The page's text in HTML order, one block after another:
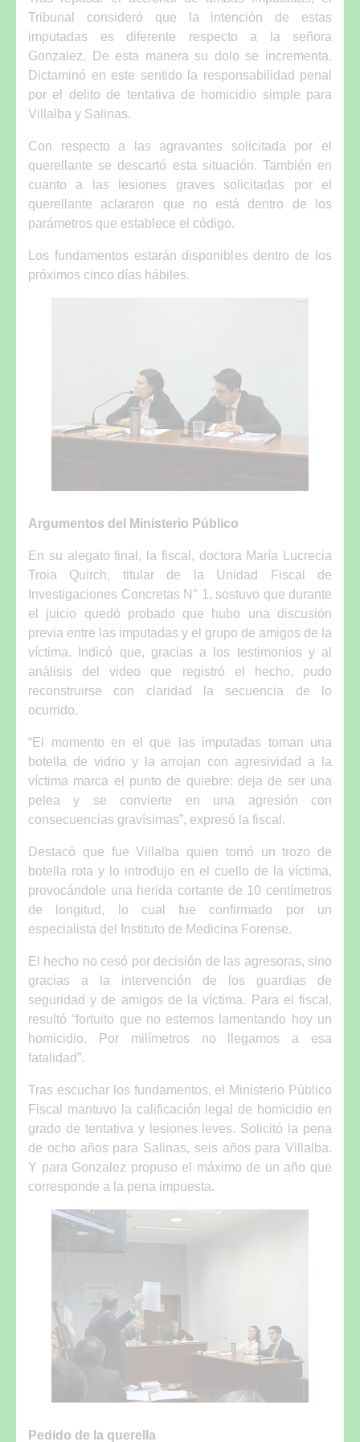
Tribunal consideró que la intención de estas
imputadas es diferente respecto a la señora
Gonzalez. De esta manera su dolo se incrementa.
Dictaminó en este sentido la responsabilidad penal
por el delito de tentativa de homicidio simple para
Villalba y Salinas.
Con respecto a las agravantes solicitada por el
querellante se descartó esta situación. También en
cuanto a las lesiones graves solicitadas por el
querellante aclararon que no está dentro de los
parámetros que establece el código.
Los fundamentos estarán disponibles dentro de los
próximos cinco días hábiles.
Argumentos del Ministerio Público
En su alegato final, la fiscal, doctora María Lucrecia
Troia Quirch, titular de la Unidad Fiscal de
Investigaciones Concretas N° 1, sostuvo que durante
el juicio quedó probado que hubo una discusión
previa entre las imputadas y el grupo de amigos de la
víctima. Indicó que, gracias a los testimonios y al
análisis del video que registró el hecho, pudo
reconstruirse con claridad la secuencia de lo
ocurrido.
“El momento en el que las imputadas toman una
botella de vidrio y la arrojan con agresividad a la
víctima marca el punto de quiebre: deja de ser una
pelea y se convierte en una agresión con
consecuencias gravísimas”, expresó la fiscal.
Destacó que fue Villalba quien tomó un trozo de
botella rota y lo introdujo en el cuello de la víctima,
provocándole una herida cortante de 10 centímetros
de longitud, lo cual fue confirmado por un
especialista del Instituto de Medicina Forense.
El hecho no cesó por decisión de las agresoras, sino
gracias a la intervención de los guardias de
seguridad y de amigos de la víctima. Para el fiscal,
resultó “fortuito que no estemos lamentando hoy un
homicidio. Por milímetros no llegamos a esa
fatalidad”.
Tras escuchar los fundamentos, el Ministerio Público
Fiscal mantuvo la calificación legal de homicidio en
grado de tentativa y lesiones leves. Solicitó la pena
de ocho años para Salinas, seis años para Villalba.
Y para Gonzalez propuso el máximo de un año que
corresponde a la pena impuesta.
Pedido de la querella